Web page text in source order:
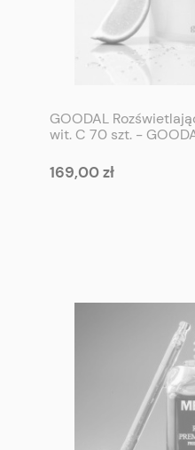
GOODAL
wit. C 70 szt. -
169,00 zł